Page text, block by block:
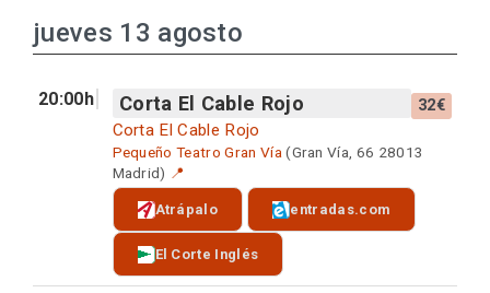
jueves 13 agosto
20:00h Corta El Cable Rojo 32€
Corta El Cable Rojo
Pequeño Teatro Gran Vía (Gran Vía, 66 28013
Madrid) 📍
Atrápalo entradas.com
El Corte Inglés